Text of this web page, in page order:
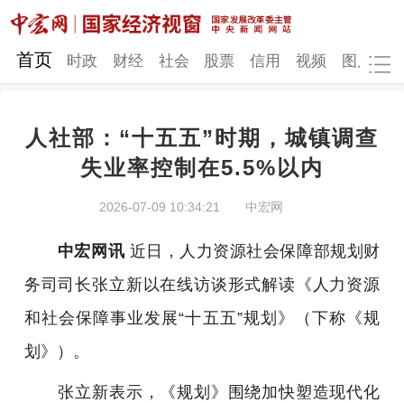
网站地图
财经 社会
图片
地方发展
首页 时政 财经 社会 股票 信用 视频 图片
人社部：“十五五”时期，城镇调查
失业率控制在5.5%以内
2026-07-09 10:34:21 中宏网
中宏网讯 近日，人力资源社会保障部规划财
务司司长张立新以在线访谈形式解读《人力资源
和社会保障事业发展“十五五”规划》（下称《规
划》）。
张立新表示，《规划》围绕加快塑造现代化